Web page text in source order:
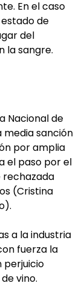
En el caso
de
del
la sangre.
Nacional de
media sanción
por amplia
el paso por el
rechazada
(Cristina
a la industria
fuerza la
perjuicio
vino.